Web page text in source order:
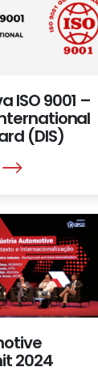
ISO 9001 –
(DIS)
2024